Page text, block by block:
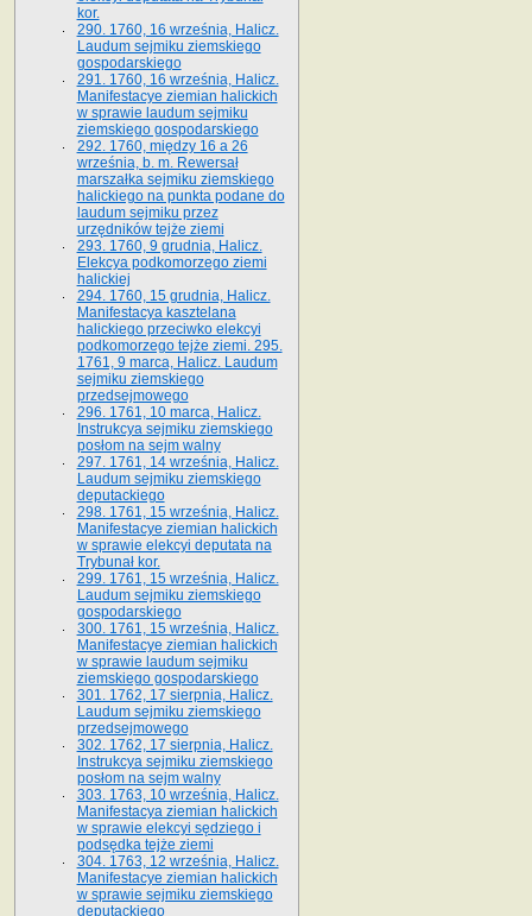
kor.
290. 1760, 16 września, Halicz.
Laudum sejmiku ziemskiego
gospodarskiego
291. 1760, 16 września, Halicz.
Manifestacye ziemian halickich
w sprawie laudum sejmiku
ziemskiego gospodarskiego
292. 1760, między 16 a 26
września, b. m. Rewersał
marszałka sejmiku ziemskiego
halickiego na punkta podane do
laudum sejmiku przez
urzędników tejże ziemi
293. 1760, 9 grudnia, Halicz.
Elekcya podkomorzego ziemi
halickiej
294. 1760, 15 grudnia, Halicz.
Manifestacya kasztelana
halickiego przeciwko elekcyi
podkomorzego tejże ziemi. 295.
1761, 9 marca, Halicz. Laudum
sejmiku ziemskiego
przedsejmowego
296. 1761, 10 marca, Halicz.
Instrukcya sejmiku ziemskiego
posłom na sejm walny
297. 1761, 14 września, Halicz.
Laudum sejmiku ziemskiego
deputackiego
298. 1761, 15 września, Halicz.
Manifestacye ziemian halickich
w sprawie elekcyi deputata na
Trybunał kor.
299. 1761, 15 września, Halicz.
Laudum sejmiku ziemskiego
gospodarskiego
300. 1761, 15 września, Halicz.
Manifestacye ziemian halickich
w sprawie laudum sejmiku
ziemskiego gospodarskiego
301. 1762, 17 sierpnia, Halicz.
Laudum sejmiku ziemskiego
przedsejmowego
302. 1762, 17 sierpnia, Halicz.
Instrukcya sejmiku ziemskiego
posłom na sejm walny
303. 1763, 10 września, Halicz.
Manifestacya ziemian halickich
w sprawie elekcyi sędziego i
podsędka tejże ziemi
304. 1763, 12 września, Halicz.
Manifestacye ziemian halickich
w sprawie sejmiku ziemskiego
deputackiego